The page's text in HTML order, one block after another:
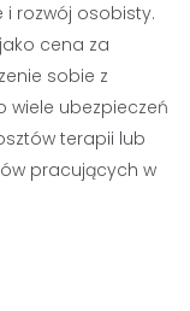
i rozwój osobisty.
cena za
sobie z
ubezpieczeń
terapii lub
pracujących w